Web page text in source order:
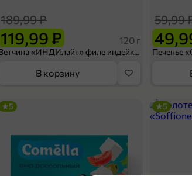
119,99 ₽
189,99 ₽
120 г
Ветчина «ИНДИлайт» филе индейки Мраморное, в нарезке, 120 г
В корзину
59,99
5 5